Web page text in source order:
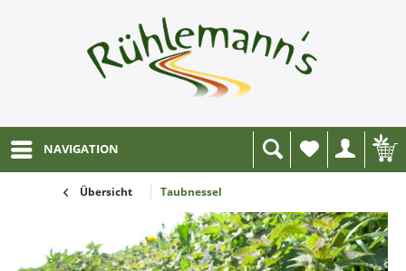
NAVIGATION
Wunschliste
Übersicht Taubnessel